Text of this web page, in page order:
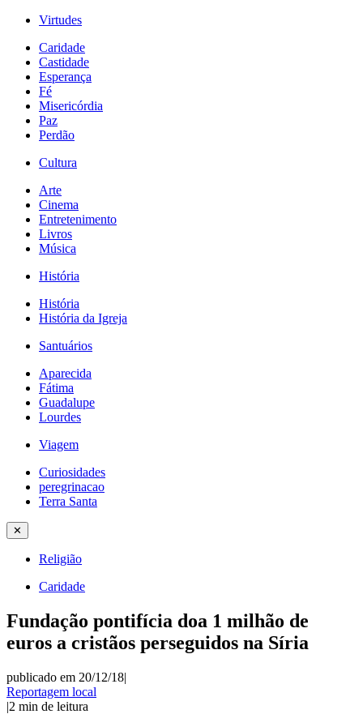
Virtudes
Caridade
Castidade
Esperança
Fé
Misericórdia
Paz
Perdão
Cultura
Arte
Cinema
Entretenimento
Livros
Música
História
História
História da Igreja
Santuários
Aparecida
Fátima
Guadalupe
Lourdes
Viagem
Curiosidades
peregrinacao
Terra Santa
✕
Religião
Caridade
Fundação pontifícia doa 1 milhão de
euros a cristãos perseguidos na Síria
publicado em 20/12/18|
Reportagem local
|2 min de leitura